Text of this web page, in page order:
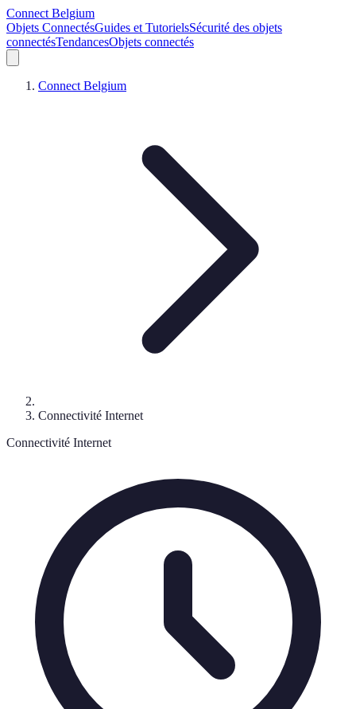
Connect Belgium
Objets ConnectésGuides et TutorielsSécurité des objets
connectésTendancesObjets connectés
Connect Belgium
Connectivité Internet
Connectivité Internet